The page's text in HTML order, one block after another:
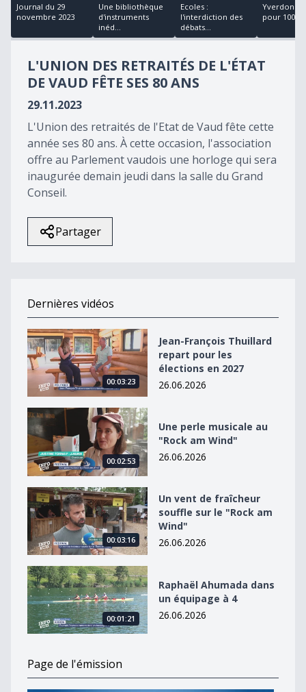
16
minutes,
seconds
Journal du 29
novembre 2023
Une bibliothèque
d'instruments
inéd...
Ecoles :
l'interdiction des
débats...
Yverdon :
pour 1000
L'UNION DES RETRAITÉS DE L'ÉTAT
DE VAUD FÊTE SES 80 ANS
29.11.2023
L'Union des retraités de l'Etat de Vaud fête cette
année ses 80 ans. À cette occasion, l'association
offre au Parlement vaudois une horloge qui sera
inaugurée demain jeudi dans la salle du Grand
Conseil.
Partager
Dernières vidéos
Jean-François Thuillard repart pour les élections en
00:03:23
Jean-François Thuillard
repart pour les
élections en 2027
26.06.2026
Une perle musicale au &quot;Rock am Wind&quot;
00:02:53
Une perle musicale au
"Rock am Wind"
26.06.2026
Un vent de fraîcheur souffle sur le &quot;Rock am
00:03:16
Un vent de fraîcheur
souffle sur le "Rock am
Wind"
26.06.2026
Raphaël Ahumada dans un équipage à 4
00:01:21
Raphaël Ahumada dans
un équipage à 4
26.06.2026
Page de l'émission